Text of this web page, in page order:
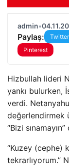
admin•
Paylaş: Twitter
Pinterest
Hizbullah lideri
yankı bulurken,
verdi.
değerlendirmek
“Bizi
“Kuzey (cephe)
tekrarlıyorum.”